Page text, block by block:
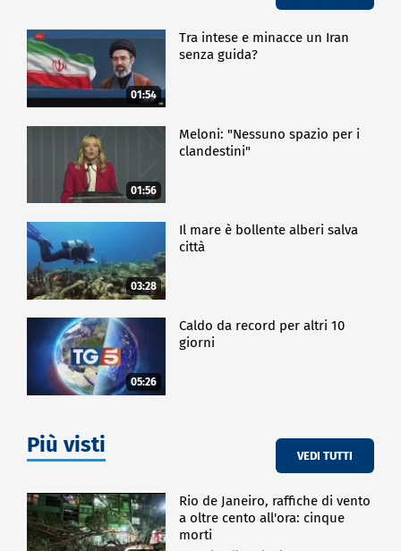
01:54
Tra intese e minacce un Iran
senza guida?
01:56
Meloni: "Nessuno spazio per i
clandestini"
03:28
Il mare è bollente alberi salva
città
05:26
Caldo da record per altri 10
giorni
Più visti VEDI TUTTI
Rio de Janeiro, raffiche di vento
a oltre cento all'ora: cinque
morti